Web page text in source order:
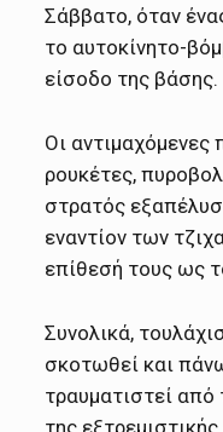
Σάββατο, όταν
το αυτοκίνητο-
είσοδο της βάσης.
Οι αντιμαχόμενες
ρουκέτες,
στρατός
εναντίον των
επίθεσή τους ως
Συνολικά,
σκοτωθεί και
τραυματιστεί από